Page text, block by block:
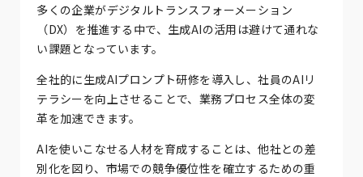
多くの企業がデジタルトランスフォーメーション
（DX）を推進する中で、生成AIの活用は避けて通れな
い課題となっています。
全社的に生成AIプロンプト研修を導入し、社員のAIリ
テラシーを向上させることで、業務プロセス全体の変
革を加速できます。
AIを使いこなせる人材を育成することは、他社との差
別化を図り、市場での競争優位性を確立するための重